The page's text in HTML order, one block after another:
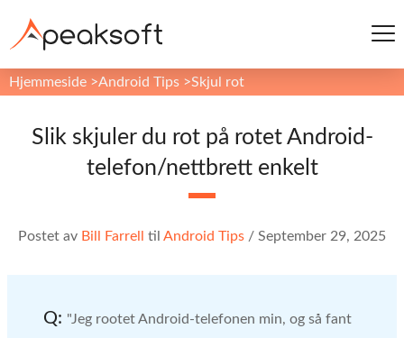
Hjemmeside >Android Tips >Skjul rot
Slik skjuler du rot på rotet Android-
telefon/nettbrett enkelt
Postet av Bill Farrell til Android Tips / September 29, 2025
Q: "Jeg rootet Android-telefonen min, og så fant